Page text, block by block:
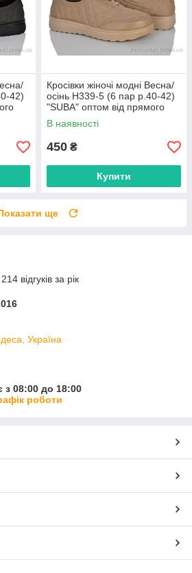
42)
Кросівки жіночі модні Весна/
осінь H339-5 (6 пар р.40-42)
"SUBA" оптом від прямого
постачальника
В наявності
450 ₴
Купити
ще
відгуків за рік
Україна
з 08:00 до 18:00
роботи